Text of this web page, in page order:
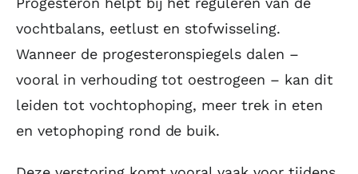
vochtbalans, eetlust en stofwisseling.
Wanneer de progesteronspiegels dalen –
vooral in verhouding tot oestrogeen – kan dit
leiden tot vochtophoping, meer trek in eten
en vetophoping rond de buik.